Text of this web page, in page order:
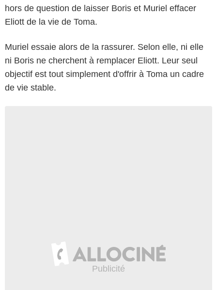
hors de question de laisser Boris et Muriel effacer
Eliott de la vie de Toma.
Muriel essaie alors de la rassurer. Selon elle, ni elle
ni Boris ne cherchent à remplacer Eliott. Leur seul
objectif est tout simplement d'offrir à Toma un cadre
de vie stable.